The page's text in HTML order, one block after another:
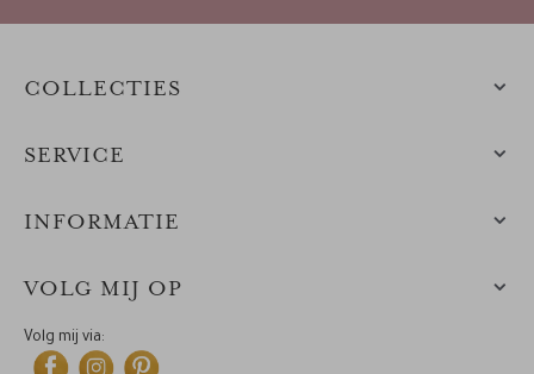
COLLECTIES
SERVICE
INFORMATIE
VOLG MIJ OP
Volg mij via: